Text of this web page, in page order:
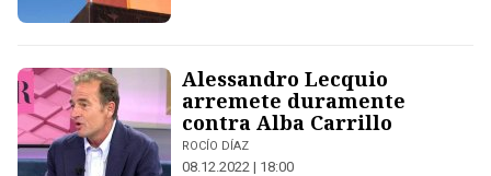
Alessandro Lecquio
arremete duramente
contra Alba Carrillo
ROCÍO DÍAZ
08.12.2022 | 18:00